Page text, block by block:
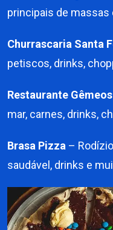
principais de massas
Churrascaria Santa
petiscos, drinks,
Restaurante Gêmeos
mar, carnes, drinks,
Brasa Pizza –
saudável, drinks e